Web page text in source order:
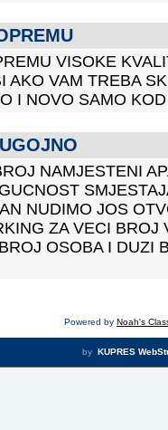
VISOKE
AKO VAM TREBA
I NOVO SAMO
NAMJESTENI
NUDIMO JOS
ZA VECI BROJ
OSOBA I DUZI
Powered by Noah's
by KUPRES